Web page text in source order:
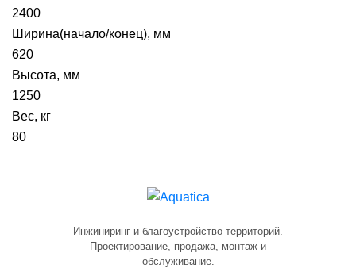
2400
Ширина(начало/конец), мм
620
Высота, мм
1250
Вес, кг
80
Инжиниринг и благоустройство территорий.
Проектирование, продажа, монтаж и
обслуживание.